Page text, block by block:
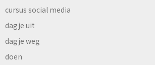
cursus social media
dagje uit
dagje weg
doen